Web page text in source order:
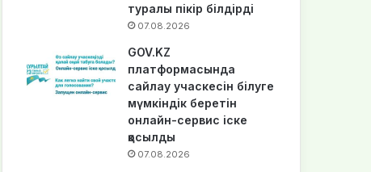
туралы пікір білдірді
07.08.2026
GOV.KZ
платформасында
сайлау учаскесін білуге
мүмкіндік беретін
онлайн-сервис іске
қосылды
07.08.2026